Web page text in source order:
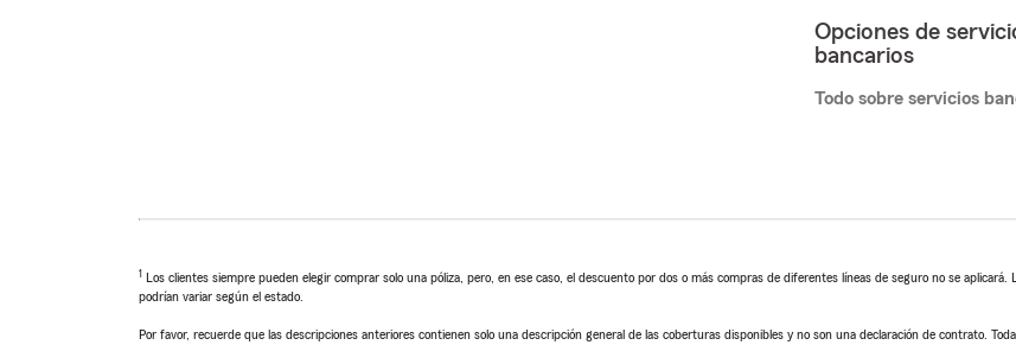
Opciones de
bancarios
Todo sobre servicios
1 Los clientes siempre pueden elegir comprar solo una póliza, pero, en ese caso, el descuento por dos o más compras de diferentes líneas de seguro no se
podrían variar según el estado.
Por favor, recuerde que las descripciones anteriores contienen solo una descripción general de las coberturas disponibles y no son una declaración de contrato.